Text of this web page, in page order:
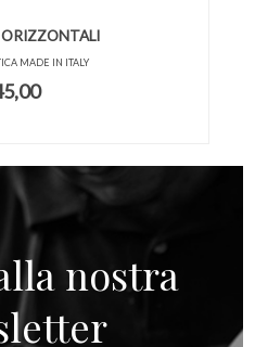
MADE IN ITALY
nostra